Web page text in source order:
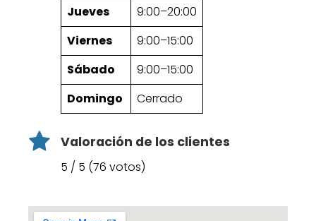
Jueves
9:00–20:00
Viernes
9:00–15:00
Sábado
9:00–15:00
Domingo
Cerrado
Valoración de los clientes
5 / 5 (76 votos)